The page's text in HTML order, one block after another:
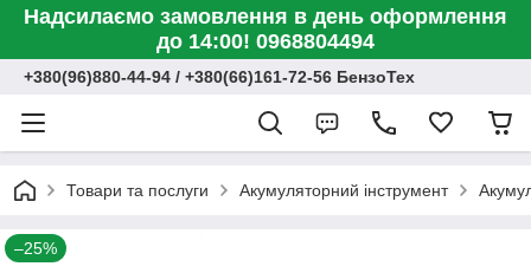
Надсилаємо замовлення в день оформлення
до 14:00! 0968804494
+380(96)880-44-94 / +380(66)161-72-56 БензоТех
Товари та послуги Акумуляторний інструмент
–25%